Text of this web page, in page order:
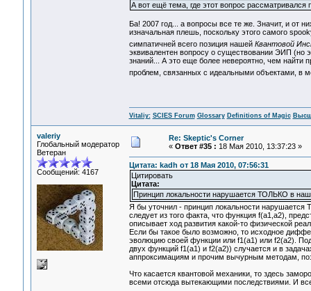
А вот ещё тема, где этот вопрос
Ба! 2007 год... а вопросы все те же. Значит, и от
изначальная плешь, поскольку этого самого
симпатичней всего позиция нашей Квантовой
эквивалентен вопросу о существовании ЭИП (но
знаний... А это еще более невероятно, чем найти
проблем, связанных с идеальными объектами, в
Vitaliy: SCIES Forum Glossary Definitions of Magic
valeriy
Глобальный модератор
Ветеран
Сообщений: 4167
Re: Skeptic's Corner
« Ответ #35 : 18 Мая 2010, 13:37:23 »
Цитата: kadh от 18 Мая 2010, 07:56:31
Цитировать
Цитата:
Принцип локальности нарушается ТОЛЬКО в
Я бы уточнил - принцип локальности нарушается
следует из того факта, что функция f(a1,a2),
описывает ход развития какой-то физической
Если бы такое было возможно, то исходное
эволюцию своей функции или f1(a1) или f2(a2).
двух функций f1(a1) и f2(a2)) случается и в
аппроксимациям и прочим вычурным методам,
Что касается квантовой механики, то здесь
всеми отсюда вытекающими последствиями. И